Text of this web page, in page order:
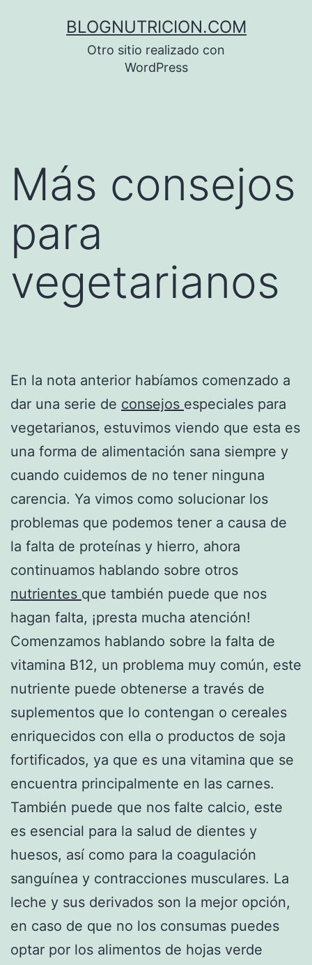
BLOGNUTRICION.COM
Otro sitio realizado con
WordPress
Más consejos
para
vegetarianos
En la nota anterior habíamos comenzado a
dar una serie de consejos especiales para
vegetarianos, estuvimos viendo que esta es
una forma de alimentación sana siempre y
cuando cuidemos de no tener ninguna
carencia. Ya vimos como solucionar los
problemas que podemos tener a causa de
la falta de proteínas y hierro, ahora
continuamos hablando sobre otros
nutrientes que también puede que nos
hagan falta, ¡presta mucha atención!
Comenzamos hablando sobre la falta de
vitamina B12, un problema muy común, este
nutriente puede obtenerse a través de
suplementos que lo contengan o cereales
enriquecidos con ella o productos de soja
fortificados, ya que es una vitamina que se
encuentra principalmente en las carnes.
También puede que nos falte calcio, este
es esencial para la salud de dientes y
huesos, así como para la coagulación
sanguínea y contracciones musculares. La
leche y sus derivados son la mejor opción,
en caso de que no los consumas puedes
optar por los alimentos de hojas verde